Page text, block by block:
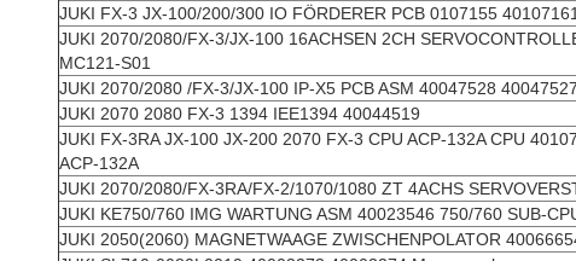
JUKI FX-3 JX-100/200/300 IO FÖRDERER PCB 0107155 40107161
JUKI 2070/2080/FX-3/JX-100 16ACHSEN 2CH
MC121-S01
JUKI 2070/2080 /FX-3/JX-100 IP-X5 PCB ASM 40047528 40047527
JUKI 2070 2080 FX-3 1394 IEE1394 40044519
JUKI FX-3RA JX-100 JX-200 2070 FX-3 CPU ACP-132A CPU
ACP-132A
JUKI 2070/2080/FX-3RA/FX-2/1070/1080 ZT 4ACHS
JUKI KE750/760 IMG WARTUNG ASM 40023546 750/760 SUB-
JUKI 2050(2060) MAGNETWAAGE ZWISCHENPOLATOR